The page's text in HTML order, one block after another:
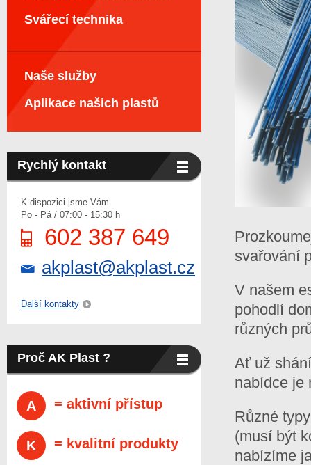
svařování
V našem
pohodlí
různých
Ať už
nabídce je
Různé
(musí být
nabízíme
Svářecí technika
Naše služby
Aplikace našich plastů
Rychlý kontakt
K dispozici jsme Vám
Po - Pá / 07:00 - 15:30 h
602 387 649
akplast@akplast.cz
Další kontakty
Proč AK Plast ?
A = aktivní přístup
K = kvalitní produkty